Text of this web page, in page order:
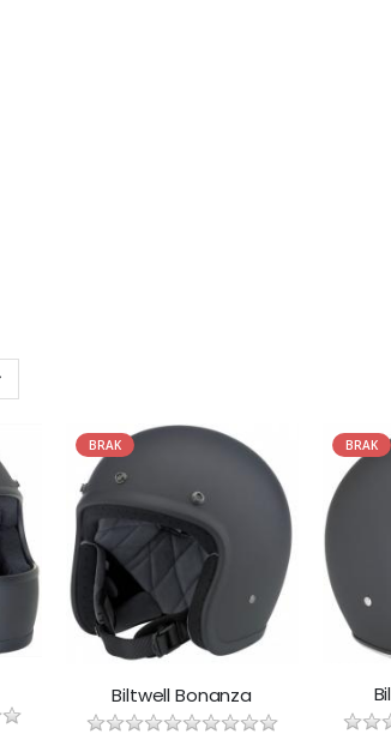
BRAK
Biltwell Bonanza
BRAK